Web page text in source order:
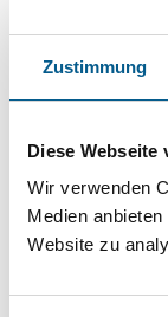
Zustimmung
Diese Webseite
Wir verwenden
Medien
Website zu
Sie suchen
Projekt oder
direkt über
Suche bitte
beachten.
Bitte